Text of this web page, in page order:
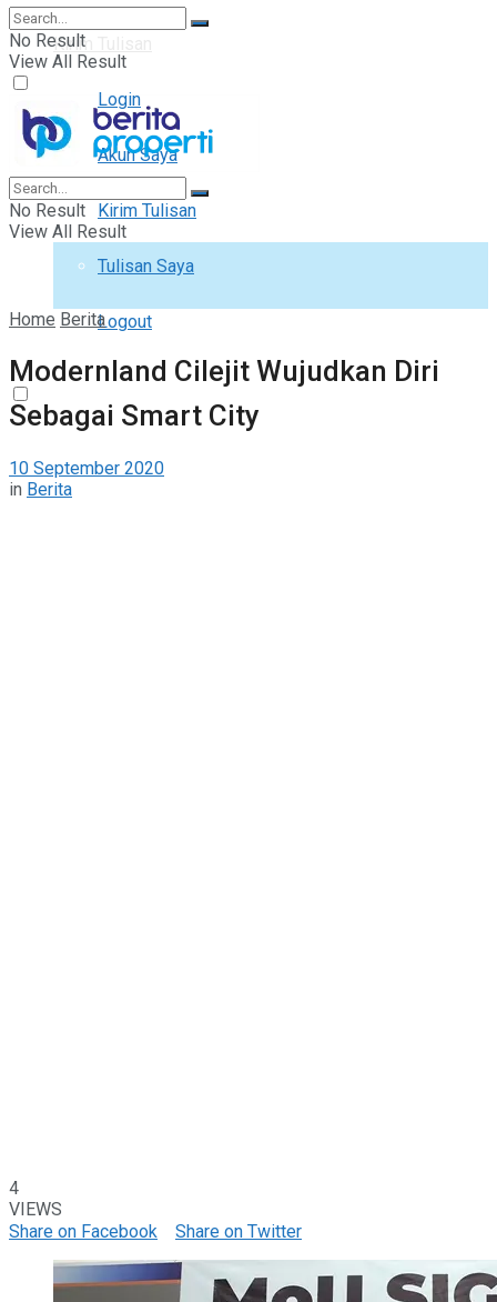
Kirim Tulisan
Login
Akun Saya
Kirim Tulisan
Tulisan Saya
Logout
No Result
View All Result
No Result
View All Result
Home Berita
Modernland Cilejit Wujudkan Diri
Sebagai Smart City
10 September 2020
in Berita
4
VIEWS
Share on Facebook
Share on Twitter